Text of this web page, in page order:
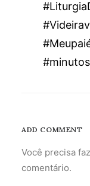
ADD COMMENT
Você precisa
comentário.